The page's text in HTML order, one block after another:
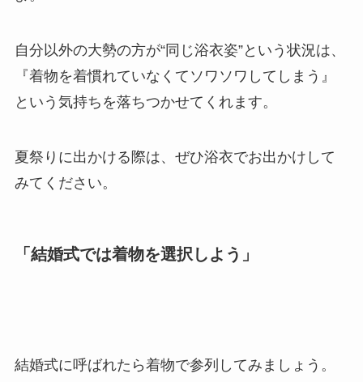
自分以外の大勢の方が“同じ浴衣姿”という状況は、
『着物を着慣れていなくてソワソワしてしまう』
という気持ちを落ちつかせてくれます。
夏祭りに出かける際は、ぜひ浴衣でお出かけして
みてください。
「結婚式では着物を選択しよう」
結婚式に呼ばれたら着物で参列してみましょう。